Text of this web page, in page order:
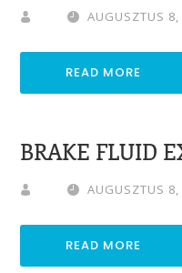
AUGUSZTUS
READ MORE
BRAKE FLUID
AUGUSZTUS
READ MORE